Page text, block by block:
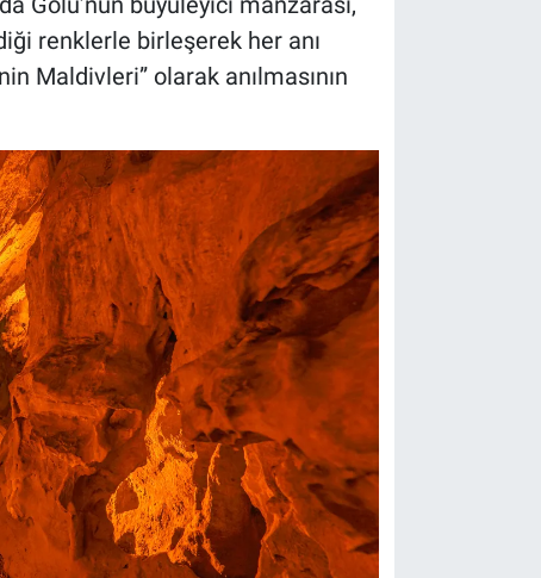
renklerle birleşerek her anı
Maldivleri” olarak anılmasının